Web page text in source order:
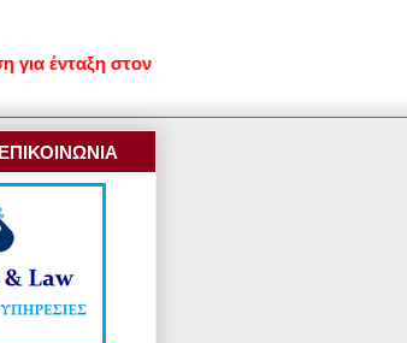
στον νέο εξωδικαστικό μηχανισμό